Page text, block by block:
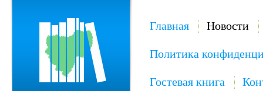
Главная Новости
Политика
Гостевая книга